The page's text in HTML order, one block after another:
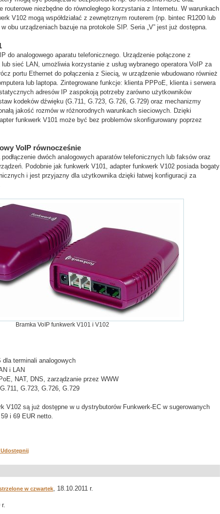
routerowe niezbędne do równoległego korzystania z Internetu. W warunkach
V102 mogą współdziałać z zewnętrznym routerem (np. bintec R1200 lub
obu urządzeniach bazuje na protokole SIP. Seria „V” jest już dostępna.
do analogowego aparatu telefonicznego. Urządzenie połączone z
sieć LAN, umożliwia korzystanie z usług wybranego operatora VoIP za
portu Ethernet do połączenia z Siecią, w urządzenie wbudowano również
lub laptopa. Zintegrowane funkcje: klienta PPPoE, klienta i serwera
adresów IP zaspokoją potrzeby zarówno użytkowników
kodeków dźwięku (G.711, G.723, G.726, G.729) oraz mechanizmy
jakość rozmów w różnorodnych warunkach sieciowych. Dzięki
funkwerk V101 może być bez problemów skonfigurowany poprzez
VoIP równocześnie
dwóch analogowych aparatów telefonicznych lub faksów oraz
Podobnie jak funkwerk V101, adapter funkwerk V102 posiada bogaty
i jest przyjazny dla użytkownika dzięki łatwej konfiguracji za
Bramka VoIP funkwerk V101 i V102
dla terminali analogowych
i LAN
NAT, DNS, zarządzanie przez WWW
G.723, G.726, G.729
V102 są już dostępne w u dystrybutorów Funkwerk-EC w sugerowanych
i 69 EUR netto.
Udostępnij
w czwartek, 18.10.2011 r.
r.